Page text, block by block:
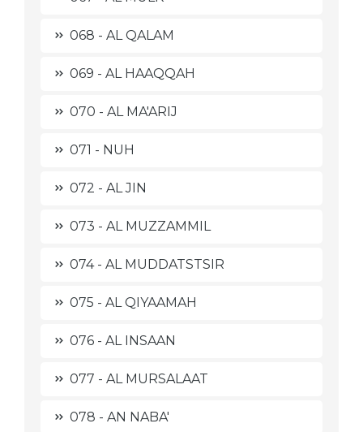
068 - AL QALAM
069 - AL HAAQQAH
070 - AL MA'ARIJ
071 - NUH
072 - AL JIN
073 - AL MUZZAMMIL
074 - AL MUDDATSTSIR
075 - AL QIYAAMAH
076 - AL INSAAN
077 - AL MURSALAAT
078 - AN NABA'